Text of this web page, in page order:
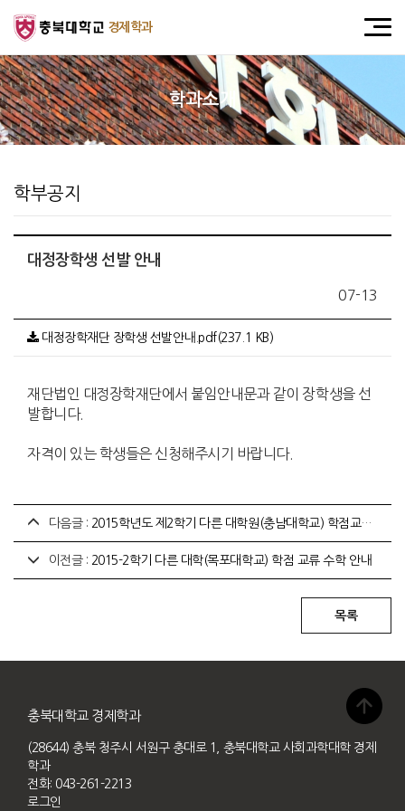
경제학과
학과소개
학부공지
대정장학생 선발 안내
07-13
대정장학재단 장학생 선발안내.pdf(237.1 KB)
재단법인 대정장학재단에서 붙임안내문과 같이 장학생을 선
발합니다.
자격이 있는 학생들은 신청해주시기 바랍니다.
다음글 : 2015학년도 제2학기 다른 대학원(충남대학교) 학점교류 수학 안내
이전글 : 2015-2학기 다른 대학(목포대학교) 학점 교류 수학 안내
충북대학교 경제학과
(28644) 충북 청주시 서원구 충대로 1, 충북대학교 사회과학대학 경제
학과
전화: 043-261-2213
로그인